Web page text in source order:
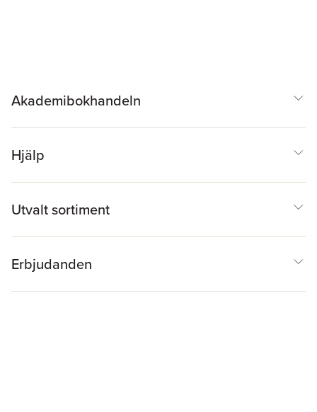
Akademibokhandeln
Hjälp
Utvalt sortiment
Erbjudanden